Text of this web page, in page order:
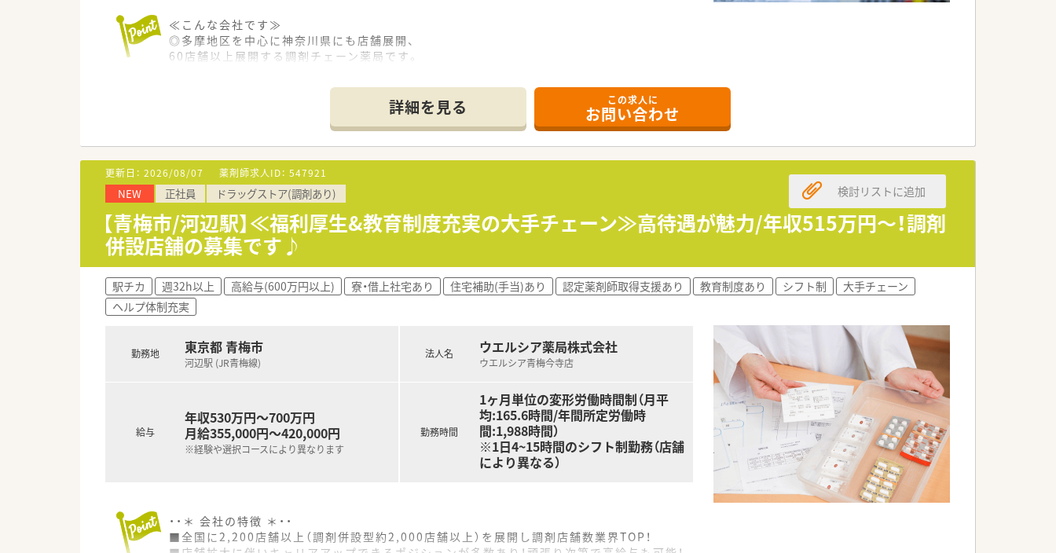
≪こんな会社です≫
◎多摩地区を中心に神奈川県にも店舗展開、
60店舗以上展開する調剤チェーン薬局です。
◎年間休日は123日以上、有給休暇も取得しやすい環境です！
◎産休育休の取得者は多数、復帰率も90％以上です！
≪勉強会の充実・キャリアアップ≫
◎自社内に教育部を持ち、中途を含む新入社員研修を実施しています。
◎講師は現場で働く方が兼任しているため、実践で役立つ知識を身に着けることができます
◎座学だけでなく、ディスカッションなど実践形式での研修も実施しており、インプット・アウトプットできるような環境があります。
◎中途入社の方でも3か月間の研修があり、企業風土ややり方などを習得しながらスタートできます。
◎中途社員研修、階層別研修、オープン型勉強会、グループ内学術大会など研修制度も充実しています。
≪業務内容≫
◎内科・小児科をメインに、1日平均80枚(2022年7月時点)応需しております。
◎外来と併せて、施設在宅を対応しており、幅広い業務を経験することができます。
≪こんな方にオススメ≫
◎自らが主体となって、薬局を、そして会社をより良くしていきたいと考えている人！
やりたいことを会社が応援していただける社風があり、社員一人ひとりの自主性を重視しております。
詳細を見る この求人に
お問い合わせ
更新日： 2026/08/07 薬剤師求人ID： 547921
NEW 正社員 ドラッグストア(調剤あり)
【青梅市/河辺駅】≪福利厚生&教育制度充実の大手チェーン≫高待遇が魅力/年収515万円～！調剤
併設店舗の募集です♪
検討リストに追加
駅チカ 週32h以上 高給与(600万円以上) 寮・借上社宅あり 住宅補助(手当)あり 認定薬剤師取得支援あり 教育制度あり シフト制
大手チェーン
ヘルプ体制充実
勤務地 東京都 青梅市
河辺駅 (JR青梅線)
給与
年収530万円～700万円
月給355,000円～420,000円
※経験や選択コースにより異なります
法人名 ウエルシア薬局株式会社
ウエルシア青梅今寺店
勤務時間
1ヶ月単位の変形労働時間制（月平
均:165.6時間/年間所定労働時
間:1,988時間）
※1日4~15時間のシフト制勤務（店舗
により異なる）
・・＊ 会社の特徴 ＊・・
■全国に2,200店舗以上（調剤併設型約2,000店舗以上）を展開し調剤店舗数業界TOP！